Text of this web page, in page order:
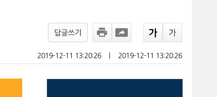
답글쓰기
2019-12-11 13:20:26 2019-12-11 13:20:26